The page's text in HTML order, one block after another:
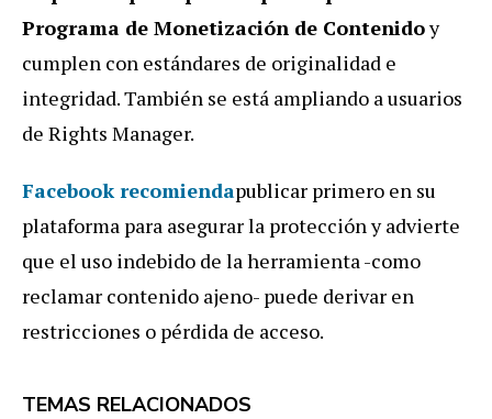
Programa de Monetización de Contenidoy
cumplen con estándares de originalidad e
integridad. También se está ampliando a usuarios
de Rights Manager.
Facebook recomiendapublicar primero en su
plataforma para asegurar la protección y advierte
que el uso indebido de la herramienta -como
reclamar contenido ajeno- puede derivar en
restricciones o pérdida de acceso.
TEMAS RELACIONADOS